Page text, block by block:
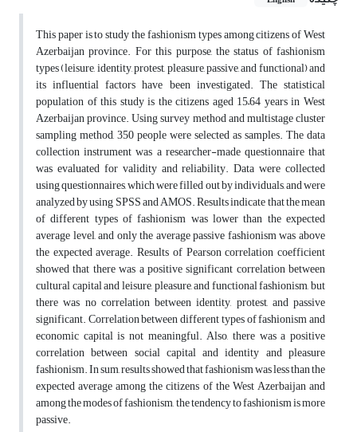
This paper is to study the fashionism types among citizens of West
Azerbaijan province. For this purpose, the status of fashionism
types (leisure, identity, protest, pleasure, passive, and functional) and
its influential factors have been investigated. The statistical
population of this study is the citizens aged 15–64 years in West
Azerbaijan province. Using survey method and multistage cluster
sampling method, 350 people were selected as samples. The data
collection instrument was a researcher-made questionnaire that
was evaluated for validity and reliability. Data were collected
using questionnaires, which were filled out by individuals, and were
analyzed by using SPSS and AMOS. Results indicate that the mean
of different types of fashionism was lower than the expected
average level, and only the average passive fashionism was above
the expected average. Results of Pearson correlation coefficient
showed that there was a positive significant correlation between
cultural capital and leisure, pleasure, and functional fashionism, but
there was no correlation between identity, protest, and passive
significant. Correlation between different types of fashionism and
economic capital is not meaningful. Also, there was a positive
correlation between social capital and identity and pleasure
fashionism. In sum, results showed that fashionism was less than the
expected average among the citizens of the West Azerbaijan and
among the modes of fashionism, the tendency to fashionism is more
passive.